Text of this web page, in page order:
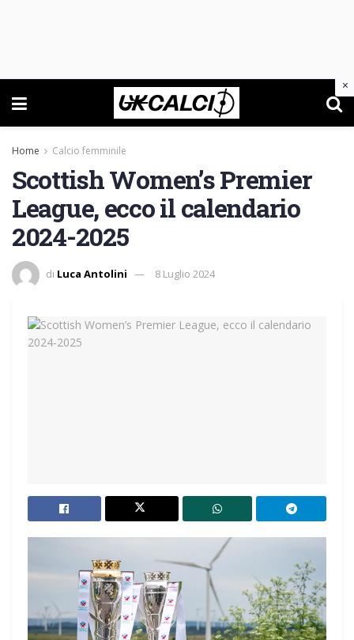
Home Calcio femminile
Scottish Women’s Premier
League, ecco il calendario
2024-2025
di Luca Antolini 8 Luglio 2024
×